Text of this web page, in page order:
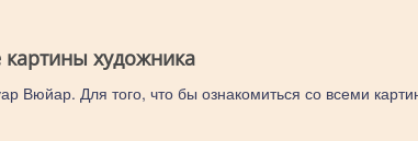
художника
Вюйар. Для того, что бы ознакомиться со всеми